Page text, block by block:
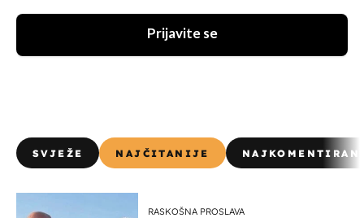
Prijavite se
SVJEŽE NAJČITANIJE
RASKOŠNA PROSLAVA